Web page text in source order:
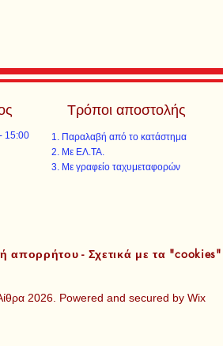
15:00
Τρόποι αποστολής
Παραλαβή από το κατάστημα
Με ΕΛ.ΤΑ.​​
Με γραφείο ταχυμεταφορών​
απορρήτου - Σχετικά με τα "cookies"
2026. Powered and secured by Wix